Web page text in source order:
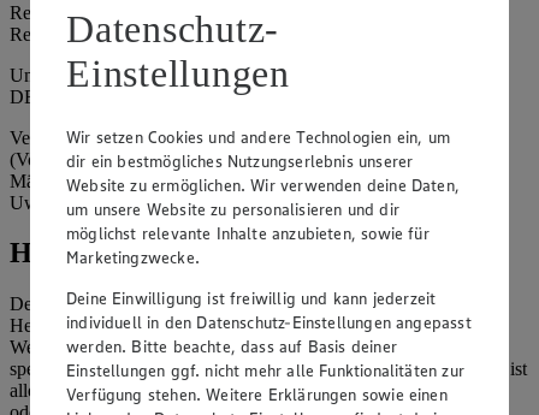
Registergericht: Amtsgericht Freiburg i.B.
Registernummer: HRA 707629
Umsatzsteuer-Identifikationsnummer gem. § 27a UStG:
DE815916131
Vertretungsberechtigte: Rainer Huber (Sprecher)
(Vorstandsmitglied), Klaus Fickert (Vorstandsmitglied), Jürgen
Mäder (Vorstandsmitglied), Patrick Mogck (Vorstandsmitglied),
Uwe Kohler
Hinweise
Der Inhalt dieser Website ist urheberrechtlich geschützt. Der
Herausgeber gewährt Ihnen jedoch das Recht, den auf dieser
Website bereitgestellten Text ganz oder ausschnittsweise zu
speichern und zu vervielfältigen. Aus Gründen des Urheberrechts ist
allerdings die Speicherung und Vervielfältigung von Bildmaterial
Datenschutz-
Einstellungen
Wir setzen Cookies und andere Technologien ein, um
dir ein bestmögliches Nutzungserlebnis unserer
Website zu ermöglichen. Wir verwenden deine Daten,
um unsere Website zu personalisieren und dir
möglichst relevante Inhalte anzubieten, sowie für
Marketingzwecke.
Deine Einwilligung ist freiwillig und kann jederzeit
individuell in den Datenschutz-Einstellungen angepasst
werden. Bitte beachte, dass auf Basis deiner
Einstellungen ggf. nicht mehr alle Funktionalitäten zur
Verfügung stehen. Weitere Erklärungen sowie einen